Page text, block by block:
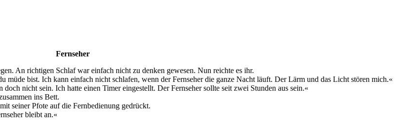
Fernseher
An richtigen Schlaf war einfach nicht zu denken gewesen. Nun reichte es ihr.
müde bist. Ich kann einfach nicht schlafen, wenn der Fernseher die ganze Nacht läuft. Der Lärm und das Licht stören mich.«
nicht sein. Ich hatte einen Timer eingestellt. Der Fernseher sollte seit zwei Stunden aus sein.«
ins Bett.
seiner Pfote auf die Fernbedienung gedrückt.
bleibt an.«